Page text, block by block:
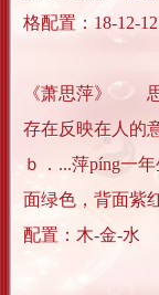
格配置：18-12-12
《萧思萍》 思
存在反映在人的
ｂ．...萍píng一
面绿色，背面
配置：木-金-水